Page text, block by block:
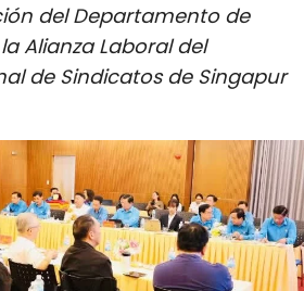
- MEDIO AMBIENTE
- ENTRETENIMIENTO
DEPORTES
DE AMISTAD
del Departamento de
Alianza Laboral del
de Sindicatos de Singapur